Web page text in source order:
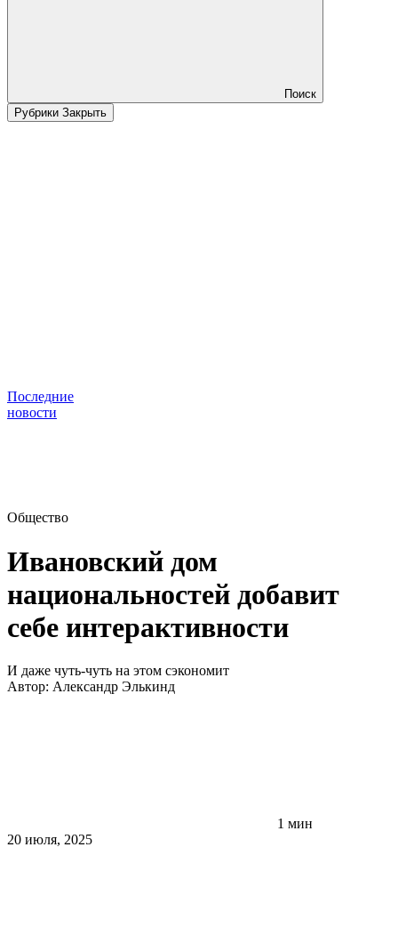
Поиск
Рубрики Закрыть
Последние
новости
Общество
Ивановский дом
национальностей добавит
себе интерактивности
И даже чуть-чуть на этом сэкономит
Автор: Александр Элькинд
1 мин
20 июля, 2025